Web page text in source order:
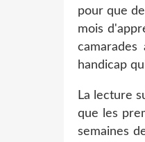
pour que
mois
handicap
La lecture
que les
semaines